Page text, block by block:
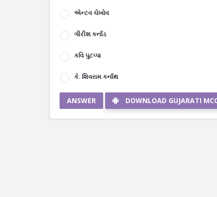
એન્ટવ ચેખોવ
ગીરીશ કર્નાડ
કવિ પુટપ્પા
કે. શિવરામ કર્નાથ
ANSWER DOWNLOAD GUJARATI